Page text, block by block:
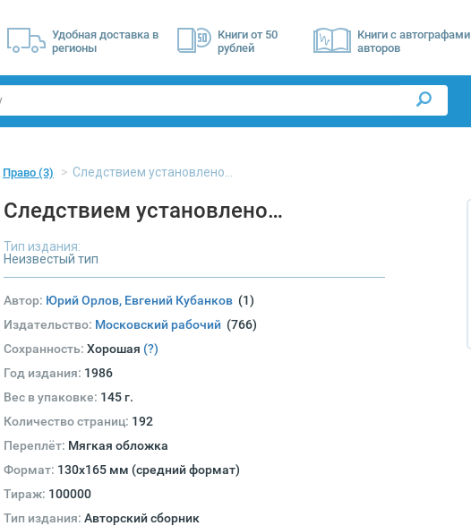
Удобная доставка в
регионы
Книги от 50
рублей
Книги с автографами
авторов
Право (3) Следствием установлено…
Следствием установлено…
Тип издания:
Неизвестый тип
Автор: Юрий Орлов, Евгений Кубанков (1)
Издательство: Московский рабочий (766)
Сохранность: Хорошая (?)
Год издания: 1986
Вес в упаковке: 145 г.
Количество страниц: 192
Переплёт: Мягкая обложка
Формат: 130х165 мм (средний формат)
Тираж: 100000
Тип издания: Авторский сборник